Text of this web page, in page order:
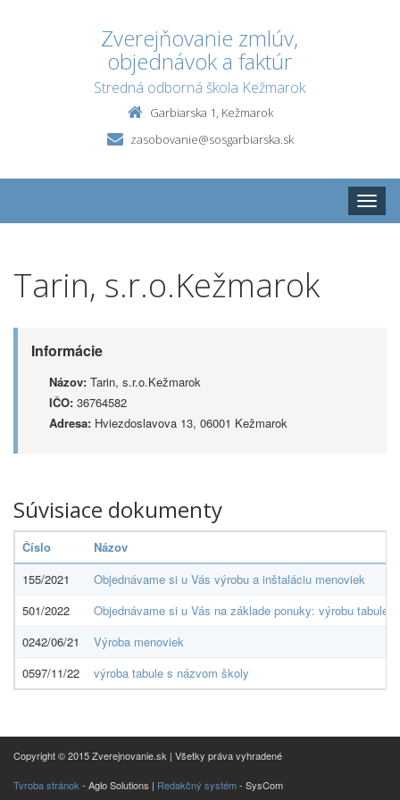
Zverejňovanie zmlúv,
objednávok a faktúr
Stredná odborná škola Kežmarok
Garbiarska 1, Kežmarok
zasobovanie@sosgarbiarska.sk
Toggle
Tarin, s.r.o.Kežmarok
Informácie
Názov: Tarin, s.r.o.Kežmarok
IČO: 36764582
Adresa: Hviezdoslavova 13, 06001 Kežmarok
Súvisiace dokumenty
Číslo
Názov
155/2021
Objednávame si u Vás výrobu a inštaláciu menoviek
501/2022
Objednávame si u Vás na základe ponuky: výrobu tabule
0242/06/21
Výroba menoviek
0597/11/22
výroba tabule s názvom školy
Copyright © 2015 Zverejnovanie.sk | Všetky práva vyhradené
Tvroba stránok - Aglo Solutions | Redakčný systém- SysCom